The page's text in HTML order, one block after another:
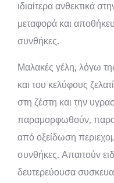
ιδιαίτερα ανθεκτικά
μεταφορά και
συνθήκες.
Μαλακές γέλη, λόγω
και του κελύφους
στη ζέστη και την
παραμορφωθούν,
από οξείδωση
συνθήκες. Απαιτούν
δευτερεύουσα